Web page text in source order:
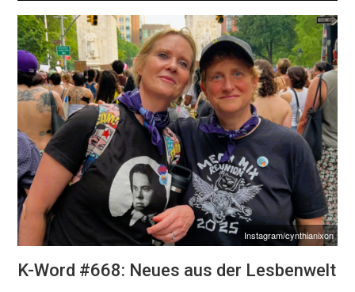
Instagram/cynthianixon
K-Word #668: Neues aus der Lesbenwelt